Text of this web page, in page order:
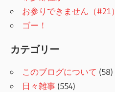
お参りできません（#21）
ゴー！
カテゴリー
このブログについて (58)
日々雑事 (554)